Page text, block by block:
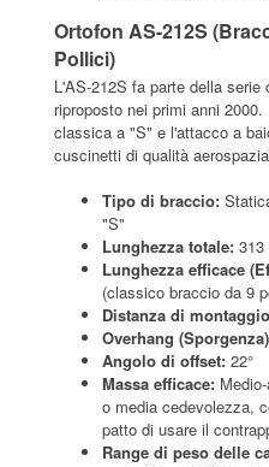
Ortofon AS-212S
Pollici)
L'AS-212S fa parte della
riproposto nei primi anni
classica a "S" e l'attacco a
cuscinetti di qualità
Tipo di braccio:
"S"
Lunghezza totale: 313
Lunghezza efficace
(classico braccio da 9
Distanza di
Overhang
Angolo di offset: 22°
Massa efficace:
o media cedevolezza,
patto di usare il
Range di peso delle